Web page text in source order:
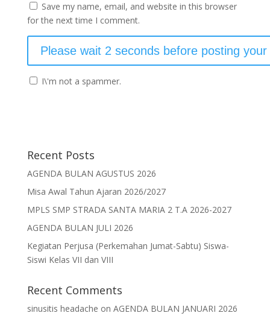
Save my name, email, and website in this browser
for the next time I comment.
I\'m not a spammer.
Recent Posts
AGENDA BULAN AGUSTUS 2026
Misa Awal Tahun Ajaran 2026/2027
MPLS SMP STRADA SANTA MARIA 2 T.A 2026-2027
AGENDA BULAN JULI 2026
Kegiatan Perjusa (Perkemahan Jumat-Sabtu) Siswa-
Siswi Kelas VII dan VIII
Recent Comments
sinusitis headache on AGENDA BULAN JANUARI 2026